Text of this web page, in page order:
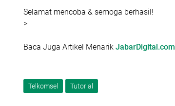
Selamat mencoba & semoga berhasil!
>
Baca Juga Artikel Menarik JabarDigital.com
Telkomsel Tutorial